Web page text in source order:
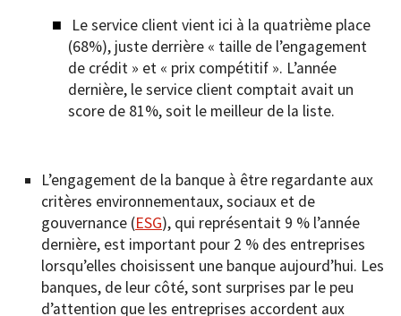
Le service client vient ici à la quatrième place
(68%), juste derrière « taille de l’engagement
de crédit » et « prix compétitif ». L’année
dernière, le service client comptait avait un
score de 81%, soit le meilleur de la liste.
L’engagement de la banque à être regardante aux
critères environnementaux, sociaux et de
gouvernance (ESG), qui représentait 9 % l’année
dernière, est important pour 2 % des entreprises
lorsqu’elles choisissent une banque aujourd’hui. Les
banques, de leur côté, sont surprises par le peu
d’attention que les entreprises accordent aux